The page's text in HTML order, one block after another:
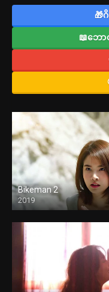
🎁
📖ဘေ
Bikeman 2
2019